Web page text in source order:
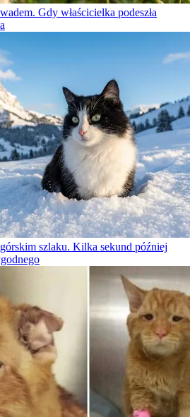
Gdy właścicielka podeszła
szlaku. Kilka sekund później